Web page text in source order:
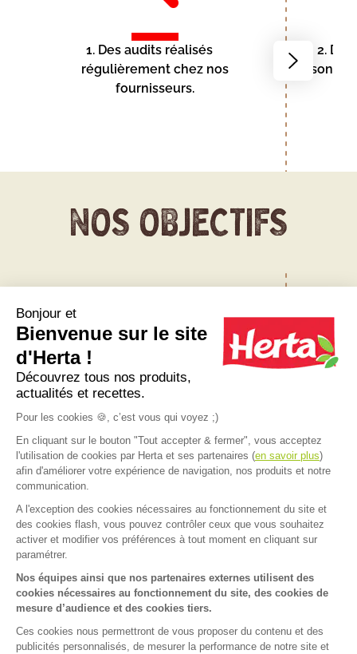
Go
1. Des audits réalisés
régulièrement chez nos
fournisseurs.
2.
sont
NOS OBJECTIFS
slide
2023
Maintenir nos hauts niveaux de
certification en 2023
Accueil Nos engagements Notre demarche Agir pour le bon
FAQ Contact
Mentions sanitaires Cookies
Données personnelles
Bonjour et
Bienvenue sur le site
d'Herta !
Découvrez tous nos produits,
actualités et recettes.
Pour les cookies 🍪, c’est vous qui voyez ;)
En cliquant sur le bouton "Tout accepter & fermer", vous acceptez
l'utilisation de cookies par Herta et ses partenaires (en savoir plus)
afin d'améliorer votre expérience de navigation, nos produits et notre
communication.
A l'exception des cookies nécessaires au fonctionnement du site et
des cookies flash, vous pouvez contrôler ceux que vous souhaitez
activer et modifier vos préférences à tout moment en cliquant sur
paramétrer.
Nos équipes ainsi que nos partenaires externes utilisent des
cookies nécessaires au fonctionnement du site, des cookies de
mesure d’audience et des cookies tiers.
Ces cookies nous permettront de vous proposer du contenu et des
publicités personnalisés, de mesurer la performance de notre site et